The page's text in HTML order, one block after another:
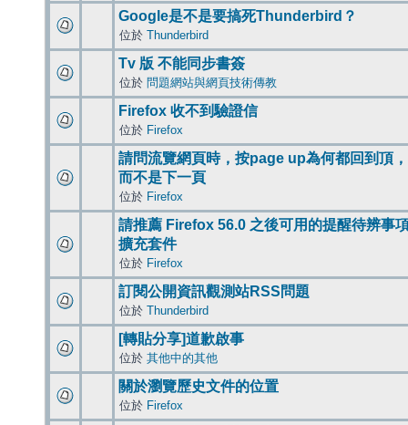
Google是不是要搞死Thunderbird？
位於 Thunderbird
Tv 版 不能同步書簽
位於 問題網站與網頁技術傳教
Firefox 收不到驗證信
位於 Firefox
請問流覽網頁時，按page up為何都回到頂，
而不是下一頁
位於 Firefox
請推薦 Firefox 56.0 之後可用的提醒待辨事
擴充套件
位於 Firefox
訂閱公開資訊觀測站RSS問題
位於 Thunderbird
[轉貼分享]道歉啟事
位於 其他中的其他
關於瀏覽歷史文件的位置
位於 Firefox